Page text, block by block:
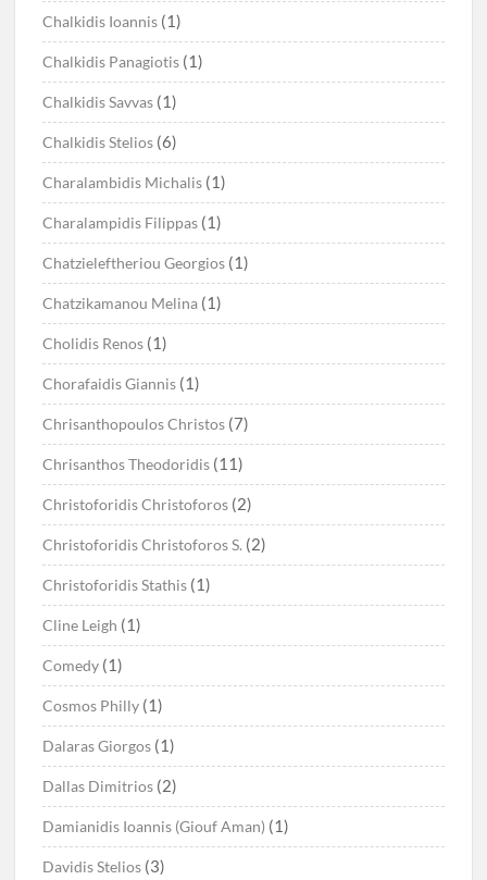
Chalkidis Ioannis (1)
Chalkidis Panagiotis (1)
Chalkidis Savvas (1)
Chalkidis Stelios (6)
Charalambidis Michalis (1)
Charalampidis Filippas (1)
Chatzieleftheriou Georgios (1)
Chatzikamanou Melina (1)
Cholidis Renos (1)
Chorafaidis Giannis (1)
Chrisanthopoulos Christos (7)
Chrisanthos Theodoridis (11)
Christoforidis Christoforos (2)
Christoforidis Christoforos S. (2)
Christoforidis Stathis (1)
Cline Leigh (1)
Comedy (1)
Cosmos Philly (1)
Dalaras Giorgos (1)
Dallas Dimitrios (2)
Damianidis Ioannis (Giouf Aman) (1)
Davidis Stelios (3)